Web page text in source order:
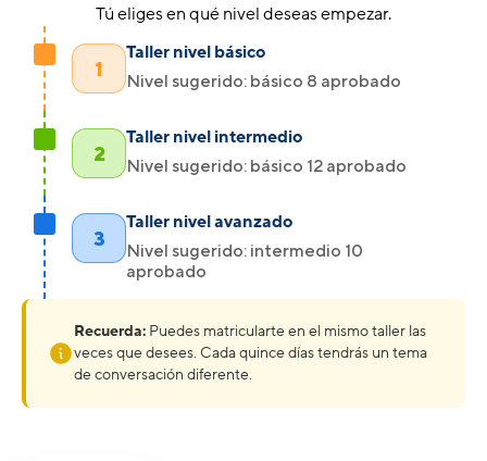
Tú eliges en qué nivel deseas empezar.
1
Taller nivel básico
Nivel sugerido: básico 8 aprobado
2
Taller nivel intermedio
Nivel sugerido: básico 12 aprobado
3
Taller nivel avanzado
Nivel sugerido: intermedio 10
aprobado
Recuerda: Puedes matricularte en el mismo taller las
veces que desees. Cada quince días tendrás un tema
de conversación diferente.